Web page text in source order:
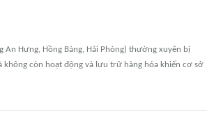
Hưng, Hồng Bàng, Hải Phòng) thường xuyên bị
không còn hoạt động và lưu trữ hàng hóa khiến cơ sở